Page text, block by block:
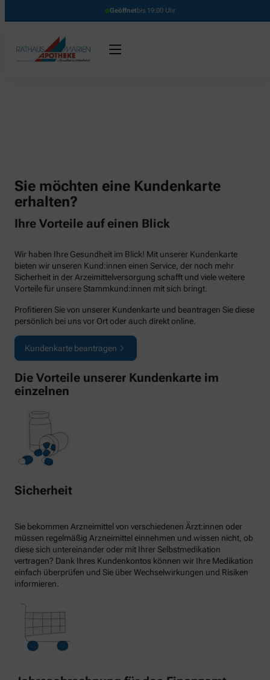
Geöffnetbis 19:00 Uhr
Sie möchten eine Kundenkarte
erhalten?
Ihre Vorteile auf einen Blick
Wir haben Ihre Gesundheit im Blick! Mit unserer Kundenkarte
bieten wir unseren Kund:innen einen Service, der noch mehr
Sicherheit in der Arzeimittelversorgung schafft und viele weitere
Vorteile für unsere Stammkund:innen mit sich bringt.
Profitieren Sie von unserer Kundenkarte und beantragen Sie diese
persönlich bei uns vor Ort oder auch direkt online.
Kundenkarte beantragen
Die Vorteile unserer Kundenkarte im
einzelnen
Sicherheit
Sie bekommen Arzneimittel von verschiedenen Ärzt:innen oder
müssen regelmäßig Arzneimittel einnehmen und wissen nicht, ob
diese sich untereinander oder mit Ihrer Selbstmedikation
vertragen? Dank Ihres Kundenkontos können wir Ihre Medikation
einfach überprüfen und Sie über Wechselwirkungen und Risiken
informieren.